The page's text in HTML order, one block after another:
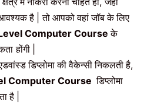
आवश्यक है
|तो आपको वहां जॉब के लिए
Computer Courseके
होंगी
डिप्लोमा की वैकेन्सी निकलती है,
Computer Courseडिप्लोमा
है